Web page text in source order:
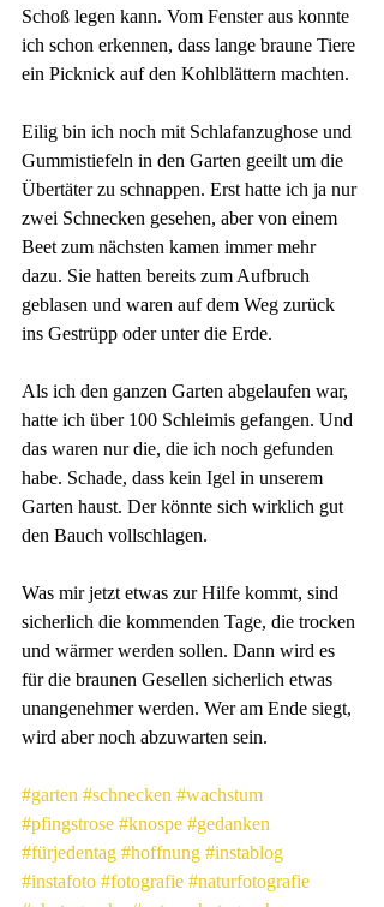
Schoß legen kann. Vom Fenster aus konnte
ich schon erkennen, dass lange braune Tiere
ein Picknick auf den Kohlblättern machten.
Eilig bin ich noch mit Schlafanzughose und
Gummistiefeln in den Garten geeilt um die
Übertäter zu schnappen. Erst hatte ich ja nur
zwei Schnecken gesehen, aber von einem
Beet zum nächsten kamen immer mehr
dazu. Sie hatten bereits zum Aufbruch
geblasen und waren auf dem Weg zurück
ins Gestrüpp oder unter die Erde.
Als ich den ganzen Garten abgelaufen war,
hatte ich über 100 Schleimis gefangen. Und
das waren nur die, die ich noch gefunden
habe. Schade, dass kein Igel in unserem
Garten haust. Der könnte sich wirklich gut
den Bauch vollschlagen.
Was mir jetzt etwas zur Hilfe kommt, sind
sicherlich die kommenden Tage, die trocken
und wärmer werden sollen. Dann wird es
für die braunen Gesellen sicherlich etwas
unangenehmer werden. Wer am Ende siegt,
wird aber noch abzuwarten sein.
#garten #schnecken #wachstum
#pfingstrose #knospe #gedanken
#fürjedentag #hoffnung #instablog
#instafoto #fotografie #naturfotografie